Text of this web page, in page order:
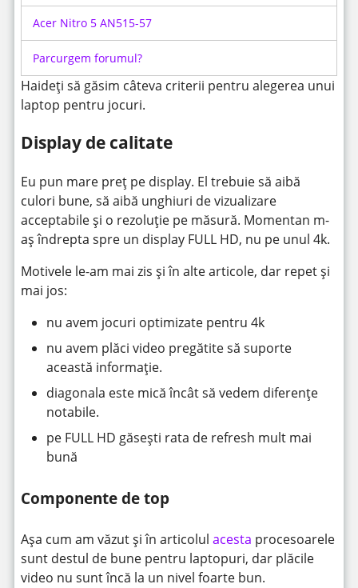
Acer Nitro 5 AN515-57
Parcurgem forumul?
Haideți să găsim câteva criterii pentru alegerea unui
laptop pentru jocuri.
Display de calitate
Eu pun mare preț pe display. El trebuie să aibă
culori bune, să aibă unghiuri de vizualizare
acceptabile și o rezoluție pe măsură. Momentan m-
aș îndrepta spre un display FULL HD, nu pe unul 4k.
Motivele le-am mai zis și în alte articole, dar repet și
mai jos:
nu avem jocuri optimizate pentru 4k
nu avem plăci video pregătite să suporte
această informație.
diagonala este mică încât să vedem diferențe
notabile.
pe FULL HD găsești rata de refresh mult mai
bună
Componente de top
Așa cum am văzut și în articolul acesta procesoarele
sunt destul de bune pentru laptopuri, dar plăcile
video nu sunt încă la un nivel foarte bun.